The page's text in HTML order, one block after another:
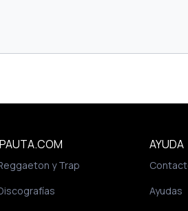
y Trap
AYUDA
Ayudas